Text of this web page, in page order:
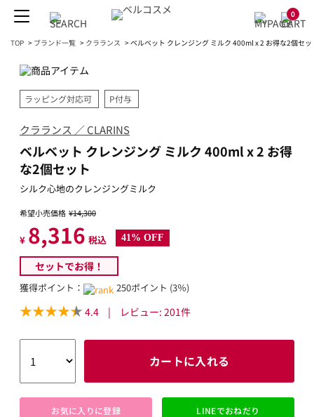
0
TOP > ブランド一覧 > クラランス >ベルベット クレンジング ミルク 400ml x 2 お得な2個セッ
ラッピング対応可 P付与
クラランス ／ CLARINS
ベルベット クレンジング ミルク 400ml x 2 お得
な2個セット
シルク心地のクレンジングミルク
希望小売価格 ¥14,300
¥ 8,316 税込 41% OFF
セットでお得！
獲得ポイント： 250ポイント (3％)
4.4 | レビュー: 201件
カートに入れる
お気に入りに登録 LINEでおねだり